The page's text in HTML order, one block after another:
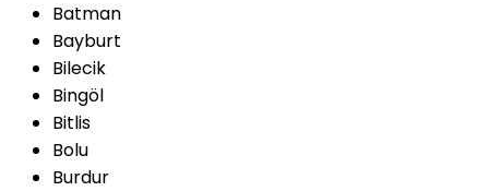
Batman
Bayburt
Bilecik
Bingöl
Bitlis
Bolu
Burdur